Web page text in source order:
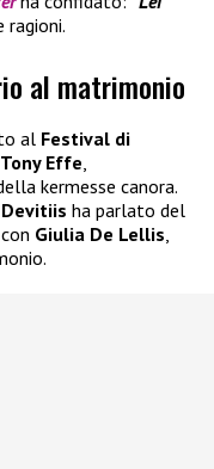
ragioni.
al matrimonio
al Festival di
Tony Effe
kermesse canora.
ha parlato del
Giulia De Lellis